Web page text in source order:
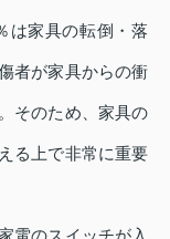
は家具の転倒・落
者が家具からの衝
そのため、家具の
る上で非常に重要
電のスイッチが入